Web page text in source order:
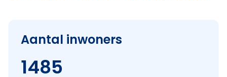
Aantal inwoners
1485